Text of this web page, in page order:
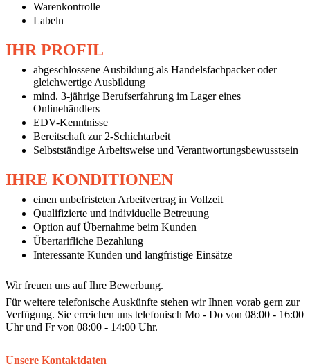
Warenkontrolle
Labeln
IHR PROFIL
abgeschlossene Ausbildung als Handelsfachpacker oder
gleichwertige Ausbildung
mind. 3-jährige Berufserfahrung im Lager eines
Onlinehändlers
EDV-Kenntnisse
Bereitschaft zur 2-Schichtarbeit
Selbstständige Arbeitsweise und Verantwortungsbewusstsein
IHRE KONDITIONEN
einen unbefristeten Arbeitvertrag in Vollzeit
Qualifizierte und individuelle Betreuung
Option auf Übernahme beim Kunden
Übertarifliche Bezahlung
Interessante Kunden und langfristige Einsätze
Wir freuen uns auf Ihre Bewerbung.
Für weitere telefonische Auskünfte stehen wir Ihnen vorab gern zur
Verfügung. Sie erreichen uns telefonisch Mo - Do von 08:00 - 16:00
Uhr und Fr von 08:00 - 14:00 Uhr.
Unsere Kontaktdaten